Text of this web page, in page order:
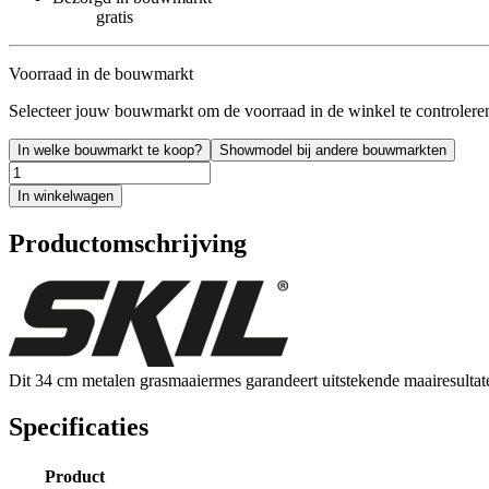
gratis
Voorraad in de bouwmarkt
Selecteer jouw bouwmarkt om de voorraad in de winkel te
In welke bouwmarkt te koop? Showmodel bij andere bouwmarkten
In winkelwagen
Productomschrijving
Dit 34 cm metalen grasmaaiermes garandeert uitstekende
Specificaties
Product